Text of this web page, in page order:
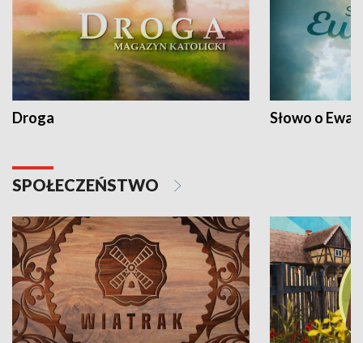
Droga Słowo o
SPOŁECZEŃSTWO